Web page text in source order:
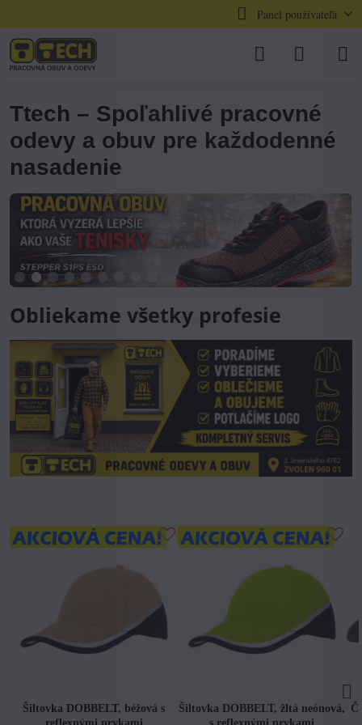
Panel používateľa
Ttech – Spoľahlivé pracovné
odevy a obuv pre každodenné
nasadenie
Obliekame všetky profesie
Šiltovka DOBBELT, béžová s
Šiltovka DOBBELT, žltá neónová,